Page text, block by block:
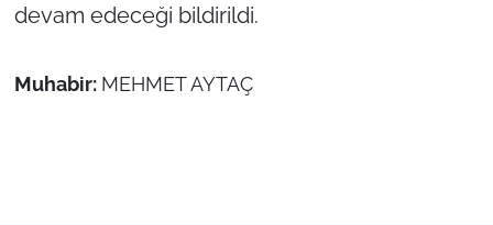
devam edeceği bildirildi.
Muhabir: MEHMET AYTAÇ